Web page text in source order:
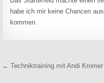
habe ich mir keine Chancen
kommen.
← Techniktraining mit Andi